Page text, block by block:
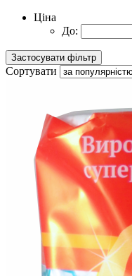
Ціна
До:
Сортувати